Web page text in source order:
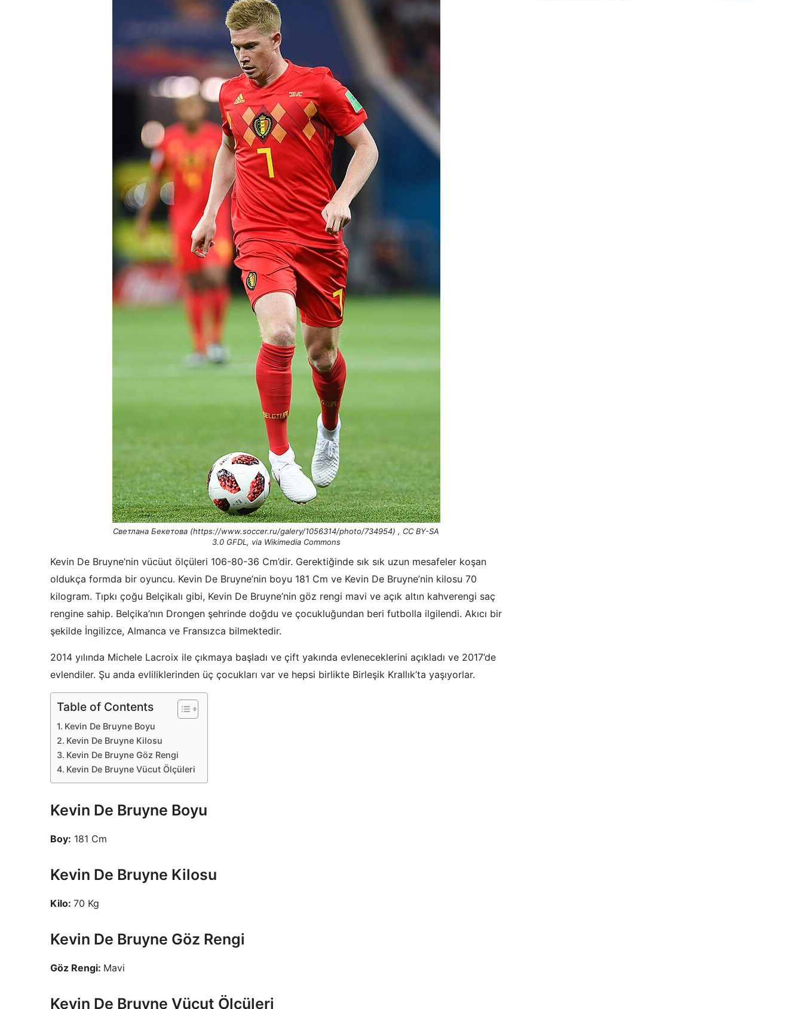
Светлана Бекетова (https://www.soccer.ru/galery/1056314/photo/734954) , CC BY-SA
3.0 GFDL, via Wikimedia Commons
Kevin De Bruyne’nin vücüut ölçüleri 106-80-36 Cm’dir. Gerektiğinde sık sık uzun mesafeler koşan
oldukça formda bir oyuncu. Kevin De Bruyne’nin boyu 181 Cm ve Kevin De Bruyne’nin kilosu 70
kilogram. Tıpkı çoğu Belçikalı gibi, Kevin De Bruyne’nin göz rengi mavi ve açık altın kahverengi saç
rengine sahip. Belçika’nın Drongen şehrinde doğdu ve çocukluğundan beri futbolla ilgilendi. Akıcı bir
şekilde İngilizce, Almanca ve Fransızca bilmektedir.
2014 yılında Michele Lacroix ile çıkmaya başladı ve çift yakında evleneceklerini açıkladı ve 2017’de
evlendiler. Şu anda evliliklerinden üç çocukları var ve hepsi birlikte Birleşik Krallık’ta yaşıyorlar.
Table of Contents
Kevin De Bruyne Boyu
Kevin De Bruyne Kilosu
Kevin De Bruyne Göz Rengi
Kevin De Bruyne Vücut Ölçüleri
Kevin De Bruyne Boyu
Boy: 181 Cm
Kevin De Bruyne Kilosu
Kilo: 70 Kg
Kevin De Bruyne Göz Rengi
Göz Rengi: Mavi
Kevin De Bruyne Vücut Ölçüleri